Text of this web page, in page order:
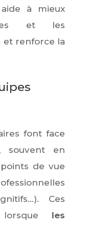
à mieux
et les
et renforce la
font face
souvent en
de vue
Ces
les